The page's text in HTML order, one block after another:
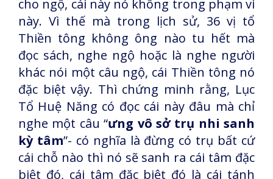
cho ngộ, cái này nó không trong phạm vi
này. Vì thế mà trong lịch sử, 36 vị tổ
Thiền tông không ông nào tu hết mà
đọc sách, nghe ngộ hoặc là nghe người
khác nói một câu ngộ, cái Thiền tông nó
đặc biệt vậy. Thì chứng minh rằng, Lục
Tổ Huệ Năng có đọc cái này đâu mà chỉ
nghe một câu “ưng vô sở trụ nhi sanh
kỳ tâm”- có nghĩa là đừng có trụ bất cứ
cái chỗ nào thì nó sẽ sanh ra cái tâm đặc
biệt đó, cái tâm đặc biệt đó là cái tánh